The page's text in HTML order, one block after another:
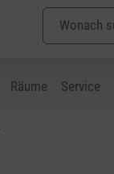
Räume Service